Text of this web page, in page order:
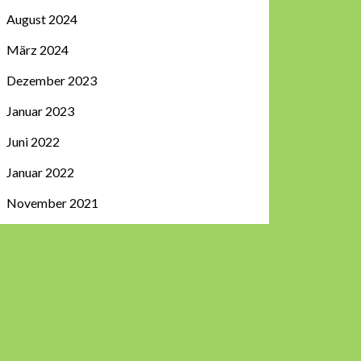
August 2024
März 2024
Dezember 2023
Januar 2023
Juni 2022
Januar 2022
November 2021